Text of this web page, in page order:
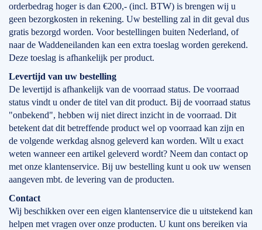
orderbedrag hoger is dan €200,- (incl. BTW) is brengen wij u
geen bezorgkosten in rekening. Uw bestelling zal in dit geval dus
gratis bezorgd worden. Voor bestellingen buiten Nederland, of
naar de Waddeneilanden kan een extra toeslag worden gerekend.
Deze toeslag is afhankelijk per product.
Levertijd van uw bestelling
De levertijd is afhankelijk van de voorraad status. De voorraad
status vindt u onder de titel van dit product. Bij de voorraad status
"onbekend", hebben wij niet direct inzicht in de voorraad. Dit
betekent dat dit betreffende product wel op voorraad kan zijn en
de volgende werkdag alsnog geleverd kan worden. Wilt u exact
weten wanneer een artikel geleverd wordt? Neem dan contact op
met onze klantenservice. Bij uw bestelling kunt u ook uw wensen
aangeven mbt. de levering van de producten.
Contact
Wij beschikken over een eigen klantenservice die u uitstekend kan
helpen met vragen over onze producten. U kunt ons bereiken via